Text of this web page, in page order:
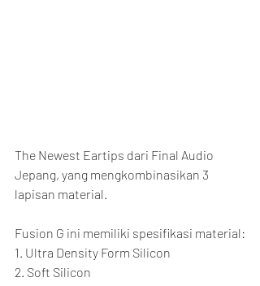
The Newest Eartips dari Final Audio
Jepang, yang mengkombinasikan 3
lapisan material.
Fusion G ini memiliki spesifikasi material:
1. Ultra Density Form Silicon
2. Soft Silicon